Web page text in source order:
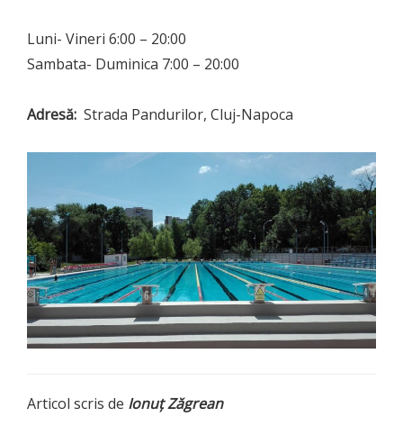
Luni- Vineri 6:00 – 20:00
Sambata- Duminica 7:00 – 20:00
Adresă: Strada Pandurilor, Cluj-Napoca
Articol scris de Ionuţ Zăgrean